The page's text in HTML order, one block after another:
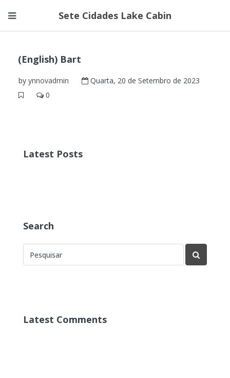
Sete Cidades Lake Cabin
(English) Bart
by ynnovadmin
Quarta, 20 de Setembro de 2023
0
Latest Posts
Search
Latest Comments